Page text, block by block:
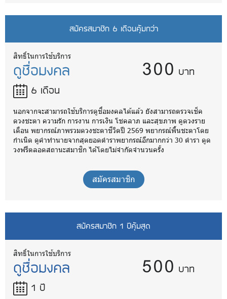
สมัครสมาชิก 6 เดือนคุ้มกว่า
สิทธิ์ในการใช้บริการ
ดูชื่อมงคล
6 เดือน
300 บาท
นอกจากจะสามารถใช้บริการดูชื่อมงคลได้แล้ว ยังสามารถตรวจเช็ค
ดวงชะตา ความรัก การงาน การเงิน โชคลาภ และสุขภาพ ดูดวงราย
เดือน พยากรณ์ภาพรวมดวงชะตาชีวิตปี 2569 พยากรณ์พื้นชะตาโดย
กำเนิด ดูคำทำนายจากสุดยอดตำราพยากรณ์อีกมากกว่า 30 ตำรา ดูด
วงฟรีตลอดสถานะสมาชิก ได้โดยไม่จำกัดจำนวนครั้ง
สมัครสมาชิก
สมัครสมาชิก 1 ปีคุ้มสุด
สิทธิ์ในการใช้บริการ
ดูชื่อมงคล
1 ปี
500 บาท